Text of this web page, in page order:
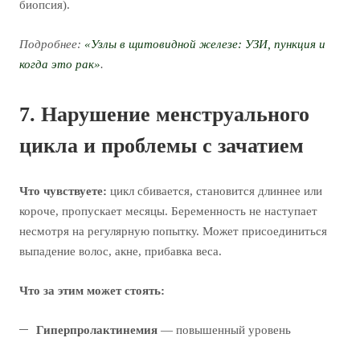
биопсия).
Подробнее: «Узлы в щитовидной железе: УЗИ, пункция и
когда это рак».
7. Нарушение менструального
цикла и проблемы с зачатием
Что чувствуете: цикл сбивается, становится длиннее или
короче, пропускает месяцы. Беременность не наступает
несмотря на регулярную попытку. Может присоединиться
выпадение волос, акне, прибавка веса.
Что за этим может стоять:
Гиперпролактинемия — повышенный уровень